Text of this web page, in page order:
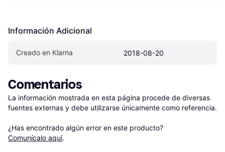
Información Adicional
Creado en Klarna 2018-08-20
Comentarios
La información mostrada en esta página procede de diversas
fuentes externas y debe utilizarse únicamente como referencia.
¿Has encontrado algún error en este producto?
Comunícalo aquí.